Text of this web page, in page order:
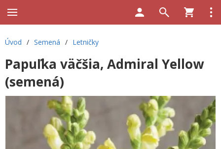
Úvod / Semená / Letničky
Papuľka väčšia, Admiral Yellow
(semená)